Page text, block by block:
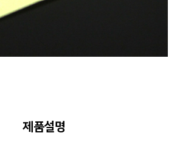
제품설명